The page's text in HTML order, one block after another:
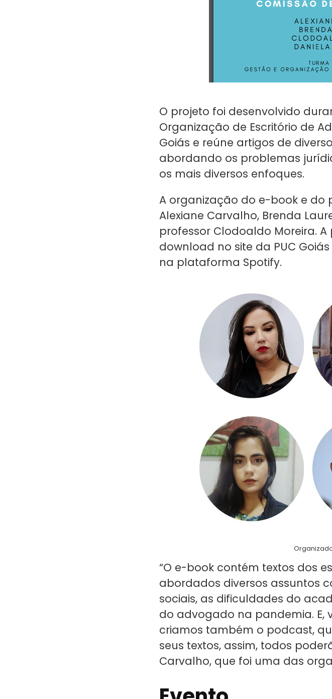
O projeto foi desenvolvido
Organização de Escritório de
Goiás e reúne artigos de
abordando os problemas
os mais diversos enfoques.
A organização do e-book e do
Alexiane Carvalho, Brenda
professor Clodoaldo Moreira.
download no site da PUC
na plataforma Spotify.
“O e-book contém textos dos
abordados diversos assuntos
sociais, as dificuldades do
do advogado na pandemia. E,
criamos também o podcast,
seus textos, assim, todos
Carvalho, que foi uma das